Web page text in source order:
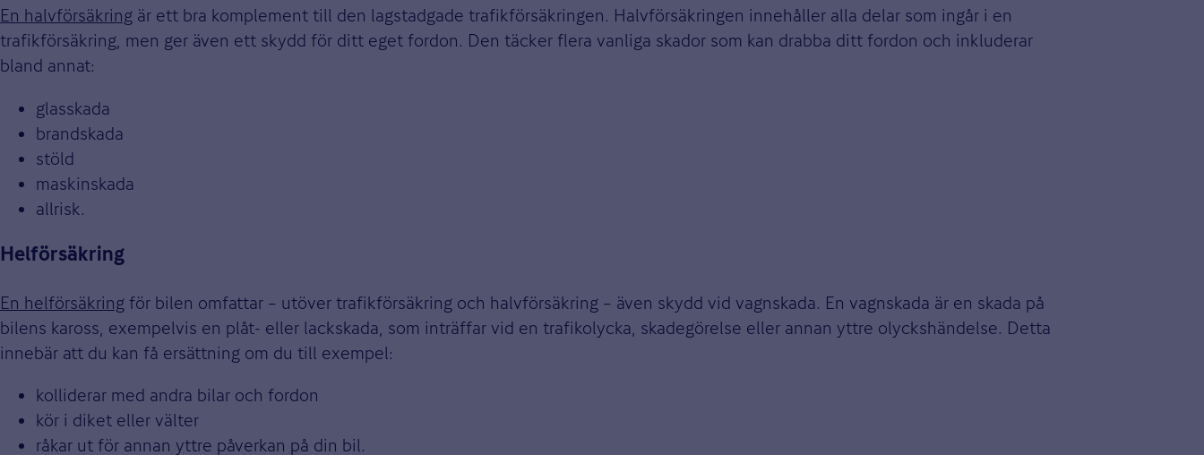
En halvförsäkring är ett bra komplement till den lagstadgade trafikförsäkringen. Halvförsäkringen innehåller alla delar som ingår i en
trafikförsäkring, men ger även ett skydd för ditt eget fordon. Den täcker flera vanliga skador som kan drabba ditt fordon och inkluderar
bland annat:
glasskada
brandskada
stöld
maskinskada
allrisk.
Helförsäkring
En helförsäkring för bilen omfattar – utöver trafikförsäkring och halvförsäkring – även skydd vid vagnskada. En vagnskada är en skada på
bilens kaross, exempelvis en plåt- eller lackskada, som inträffar vid en trafikolycka, skadegörelse eller annan yttre olyckshändelse. Detta
innebär att du kan få ersättning om du till exempel:
kolliderar med andra bilar och fordon
kör i diket eller välter
råkar ut för annan yttre påverkan på din bil.